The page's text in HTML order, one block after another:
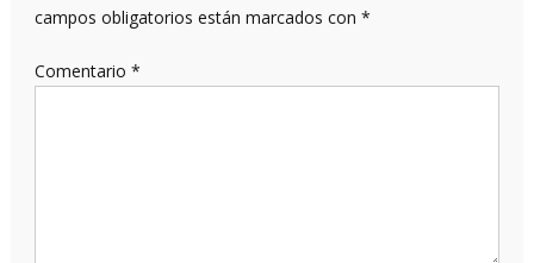
campos obligatorios están marcados con *
Comentario *